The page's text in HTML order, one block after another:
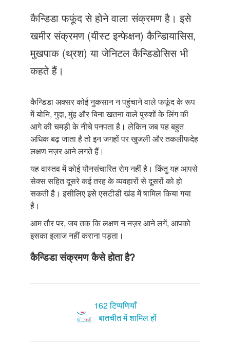
संपर्क करें
कैन्डिडा फफूंद से होने वाला संक्रमण है। इसे
खमीर संक्रमण (यीस्ट इन्फेक्षन) कैन्डिायासिस,
मुखपाक (थ्रश) या जेनिटल कैन्डिडोसिस भी
कहते हैं।
कैन्डिडा अक्सर कोई नुकसान न पहुंचाने वाले फफूंद के रूप
में योनि, गुदा, मुंह और बिना खतना वाले पुरुशों के लिंग की
आगे की चमड़ी के नीचे पनपता है। लेकिन जब यह बहुत
अधिक बढ़ जाता है तो इन जगहों पर खुजली और तकलीफदेह
लक्षण नज़र आने लगते हैं।
यह वास्तव में कोई यौनसंचारित रोग नहीं है। किंतु यह आपसे
सेक्स सहित दूसरे कई तरह के व्यवहारों से दूसरों को हो
सकती है। इसीलिए इसे एसटीडी खंड में षामिल किया गया
है।
आम तौर पर, जब तक कि लक्षण न नज़र आने लगें, आपको
इसका इलाज नहीं कराना पड़ता।
कैन्डिडा संक्रमण कैसे होता है?
162 टिप्पणियाँ
बातचीत में शामिल हों